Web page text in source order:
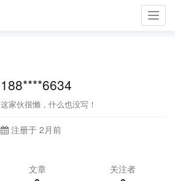
188****6634
这家伙很懒，什么也没写！
注册于 2月前
文章 关注者